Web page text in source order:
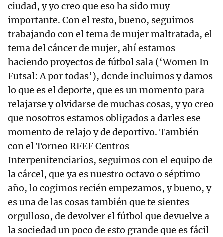
ciudad, y yo creo que eso ha sido muy
importante. Con el resto, bueno, seguimos
trabajando con el tema de mujer maltratada, el
tema del cáncer de mujer, ahí estamos
haciendo proyectos de fútbol sala (‘Women In
Futsal: A por todas’), donde incluimos y damos
lo que es el deporte, que es un momento para
relajarse y olvidarse de muchas cosas, y yo creo
que nosotros estamos obligados a darles ese
momento de relajo y de deportivo. También
con el Torneo RFEF Centros
Interpenitenciarios, seguimos con el equipo de
la cárcel, que ya es nuestro octavo o séptimo
año, lo cogimos recién empezamos, y bueno, y
es una de las cosas también que te sientes
orgulloso, de devolver el fútbol que devuelve a
la sociedad un poco de esto grande que es fácil